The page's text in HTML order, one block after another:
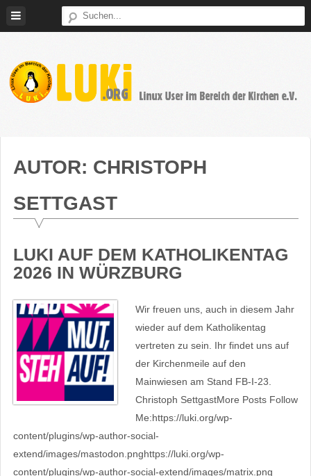
Bereich
Kirchen
AUTOR: CHRISTOPH
SETTGAST
LUKI AUF DEM KATHOLIKENTAG
2026 IN WÜRZBURG
Wir freuen uns, auch in diesem Jahr
wieder auf dem Katholikentag
vertreten zu sein. Ihr findet uns auf
der Kirchenmeile auf den
Mainwiesen am Stand FB-I-23.
Christoph SettgastMore Posts Follow
Me:https://luki.org/wp-
content/plugins/wp-author-social-
extend/images/mastodon.pnghttps://luki.org/wp-
content/plugins/wp-author-social-extend/images/matrix.png